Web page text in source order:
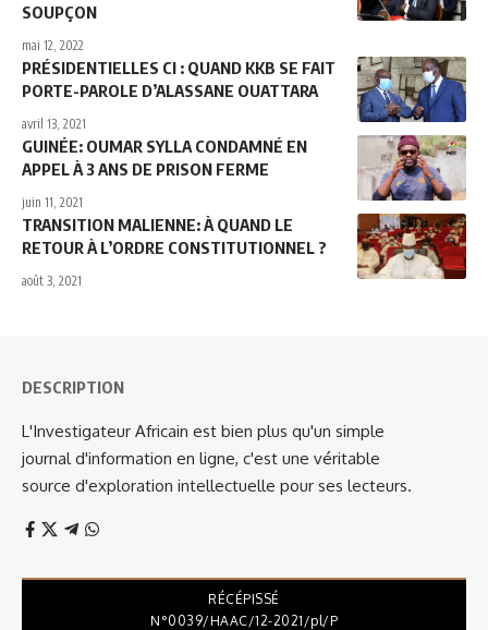
SOUPÇON
mai 12, 2022
PRÉSIDENTIELLES CI : QUAND KKB SE FAIT
PORTE-PAROLE D’ALASSANE OUATTARA
avril 13, 2021
GUINÉE: OUMAR SYLLA CONDAMNÉ EN
APPEL À 3 ANS DE PRISON FERME
juin 11, 2021
TRANSITION MALIENNE: À QUAND LE
RETOUR À L’ORDRE CONSTITUTIONNEL ?
août 3, 2021
DESCRIPTION
L'Investigateur Africain est bien plus qu'un simple
journal d'information en ligne, c'est une véritable
source d'exploration intellectuelle pour ses lecteurs.
RÉCÉPISSÉ
N°0039/HAAC/12-2021/pl/P